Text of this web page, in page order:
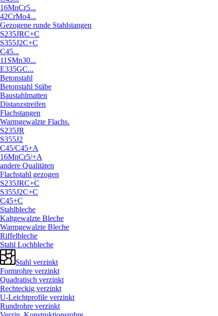
16MnCr5...
42CrMo4...
Gezogene runde Stahlstangen
S235JRC+C
S355J2C+C
C45...
11SMn30...
E335GC...
Betonstahl
Betonstahl Stäbe
Baustahlmatten
Distanzstreifen
Flachstangen
Warmgewalzte Flachs.
S235JR
S355J2
C45/C45+A
16MnCr5/+A
andere Qualitäten
Flachstahl gezogen
S235JRC+C
S355J2C+C
C45+C
Stahlbleche
Kaltgewalzte Bleche
Warmgewalzte Bleche
Riffelbleche
Stahl Lochbleche
Stahl verzinkt
Formrohre verzinkt
Quadratisch verzinkt
Rechteckig verzinkt
U-Leichtprofile verzinkt
Rundrohre verzinkt